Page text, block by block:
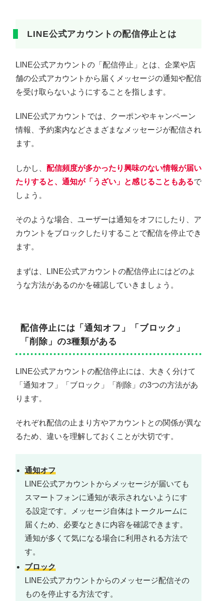
LINE公式アカウントの配信停止とは
LINE公式アカウントの「配信停止」とは、企業や店
舗の公式アカウントから届くメッセージの通知や配信
を受け取らないようにすることを指します。
LINE公式アカウントでは、クーポンやキャンペーン
情報、予約案内などさまざまなメッセージが配信され
ます。
しかし、 配信頻度が多かったり興味のない情報が届い
たりすると、通知が「うざい」と感じることもあるで
しょう。
そのような場合、ユーザーは通知をオフにしたり、ア
カウントをブロックしたりすることで配信を停止でき
ます。
まずは、LINE公式アカウントの配信停止にはどのよ
うな方法があるのかを確認していきましょう。
配信停止には「通知オフ」「ブロック」
「削除」の3種類がある
LINE公式アカウントの配信停止には、大きく分けて
「通知オフ」「ブロック」「削除」の3つの方法があ
ります。
それぞれ配信の止まり方やアカウントとの関係が異な
るため、違いを理解しておくことが大切です。
通知オフ
LINE公式アカウントからメッセージが届いても
スマートフォンに通知が表示されないようにす
る設定です。メッセージ自体はトークルームに
届くため、必要なときに内容を確認できます。
通知が多くて気になる場合に利用される方法で
す。
ブロック
LINE公式アカウントからのメッセージ配信その
ものを停止する方法です。